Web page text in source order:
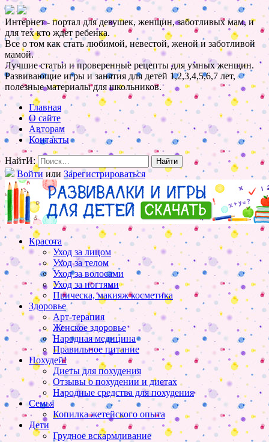
Интернет - портал для девушек, женщин, заботливых мам, и
для тех кто ждет ребенка.
Все о том как стать любимой, невестой, женой и заботливой
мамой.
Лучшие статьи и проверенные рецепты для умных женщин.
Развивающие игры и занятия для детей 1,2,3,4,5,6,7 лет,
полезные материалы для школьников.
Главная
О сайте
Авторам
Контакты
НайтИ:
Войти или Зарегистрироваться
Красота
Уход за лицом
Уход за телом
Уход за волосами
Уход за ногтями
Прическа, макияж косметика
Здоровье
Арт-терапия
Женское здоровье
Народная медицина
Правильное питание
Похудей!
Диеты для похудения
Отзывы о похудении и диетах
Народные средства для похудения
Семья
Копилка жетейского опыта
Дети
Грудное вскармливание